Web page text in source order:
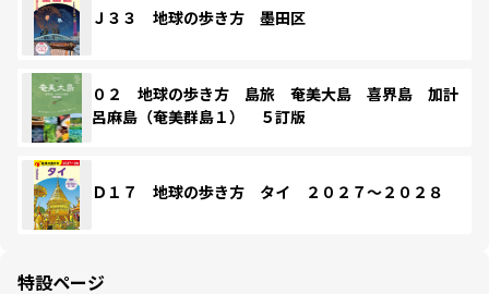
Ｊ３３ 地球の歩き方 墨田区
０２ 地球の歩き方 島旅 奄美大島 喜界島 加計
呂麻島（奄美群島１） ５訂版
Ｄ１７ 地球の歩き方 タイ ２０２７～２０２８
特設ページ